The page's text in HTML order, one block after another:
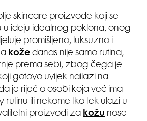
skincare proizvode koji se
u ideju idealnog poklona, onog
promišljeno, luksuzno i
kože danas nije samo rutina,
prema sebi, zbog čega je
gotovo uvijek nailazi na
je riječ o osobi koja već ima
ili nekome tko tek ulazi u
proizvodi za kožu nose